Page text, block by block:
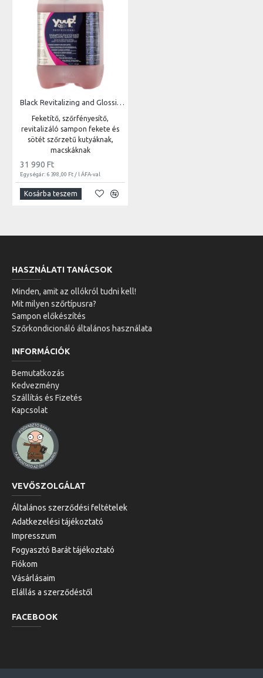
Black Revitalizing and Glossing Shampoo | 5L
Feketítő, szőrfényesítő,
revitalizáló sampon fekete és
sötét szőrzetű kutyáknak,
macskáknak
31 990 Ft
Egységár: 6 398,00 Ft / l ÁFA-val
Kosárba teszem
HASZNÁLATI TANÁCSOK
Minden, amit az ollókról tudni kell!
Mit milyen szőrtípusra?
Sampon előkészítés
Szőrkondicionáló általános használata
INFORMÁCIÓK
Bemutatkozás
Kedvezmény
Szállítás és Fizetés
Kapcsolat
VEVŐSZOLGÁLAT
Általános szerződési feltételek
Adatkezelési tájékoztató
Impresszum
Fogyasztó Barát tájékoztató
Fiókom
Vásárlásaim
Elállás a szerződéstől
FACEBOOK